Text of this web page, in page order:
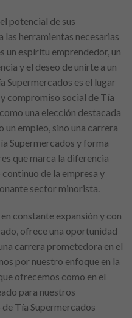
potencial de sus
herramientas necesarias
un espíritu emprendedor, un
y el deseo de unirte a un
Supermercados es el lugar
compromiso social de Tía
una elección destacada
un empleo, sino una carrera
Supermercados y forma
que marca la diferencia
de la empresa y
sector minorista.
constante expansión y con
ofrece una oportunidad
carrera prometedora en el
por nuestro enfoque en la
ofrecemos como en el
para nuestros
Tía Supermercados